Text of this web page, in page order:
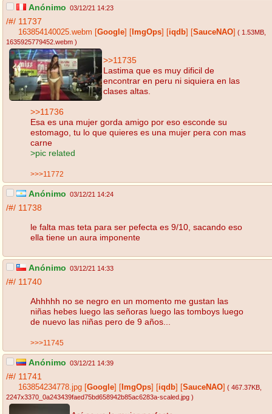
Anónimo 03/12/21 14:23
/#/ 11737
163854140025.webm Google ImgOps iqdb SauceNAO ( 1.53MB
1635925779452.webm )
>>11735
Lastima que es muy dificil de
encontrar en peru ni siquiera en las
clases altas.
>>11736
Esa es una mujer gorda amigo por eso esconde su
estomago, tu lo que quieres es una mujer pera con mas
carne
>pic related
>>>11772
Anónimo 03/12/21 14:24
/#/ 11738
le falta mas teta para ser pefecta es 9/10, sacando eso
ella tiene un aura imponente
Anónimo 03/12/21 14:33
/#/ 11740
Ahhhhh no se negro en un momento me gustan las
niñas hebes luego las señoras luego las tomboys luego
de nuevo las niñas pero de 9 años...
>>>11745
Anónimo 03/12/21 14:39
/#/ 11741
163854234778.jpg Google ImgOps iqdb SauceNAO ( 467.37KB
2247x3370_0a243439faed75bd658942b85ac6283a-scaled.jpg )